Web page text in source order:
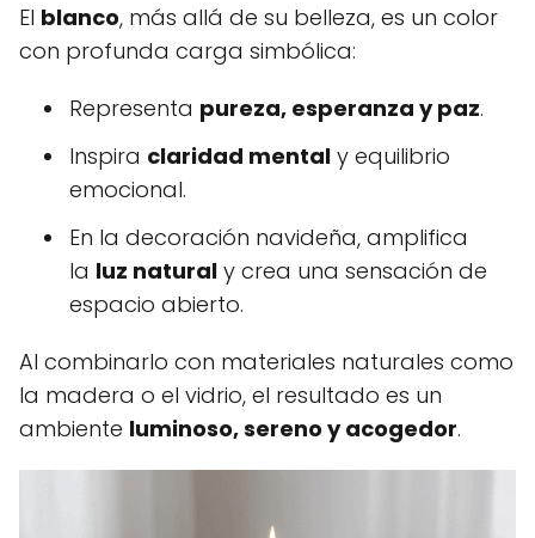
El blanco, más allá de su belleza, es un color
con profunda carga simbólica:
Representa pureza, esperanza y paz.
Inspira claridad mental y equilibrio
emocional.
En la decoración navideña, amplifica
la luz natural y crea una sensación de
espacio abierto.
Al combinarlo con materiales naturales como
la madera o el vidrio, el resultado es un
ambiente luminoso, sereno y acogedor.